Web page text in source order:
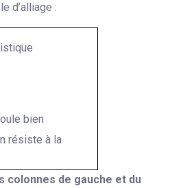
d’alliage :
bien
résiste à la
colonnes de gauche et du